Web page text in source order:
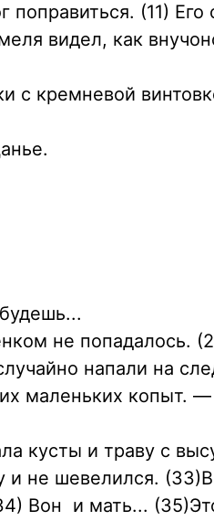
(11) Его
видел, как
кремневой
не попадалось.
напали на
маленьких копыт.
кусты и траву с
и не шевелился.
Вон и мать...